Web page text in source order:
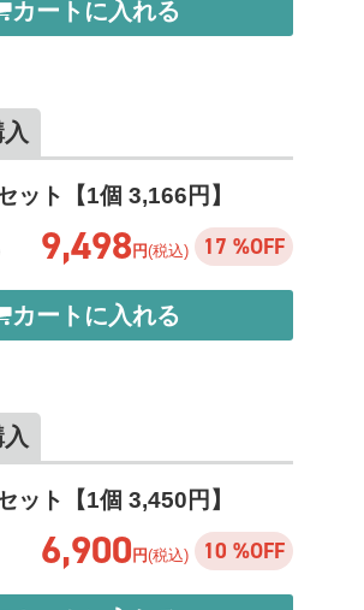
カートに入れる
ット【1個 3,166円】
9,498 円(税込) 17 %OFF
カートに入れる
ット【1個 3,450円】
6,900 円(税込) 10 %OFF